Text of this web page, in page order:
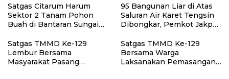
Lawan Pinjol Ilegal
di Wilayah Binaan
Satgas Citarum Harum
Sektor 2 Tanam Pohon
Buah di Bantaran Sungai
Kristiyanto: Jaga
Lingkungan Sekaligus
Tingkatkan Manfaat
95 Bangunan Liar di Atas
Saluran Air Karet Tengsin
Dibongkar, Pemkot Jakpus
Drainase
Satgas TMMD Ke-129
Lembur Bersama
Masyarakat Pasang
Satgas TMMD Ke-129
Bersama Warga
Laksanakan Pemasangan